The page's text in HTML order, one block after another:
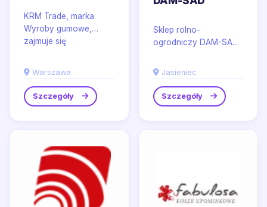
KRM Trade, marka
Wyroby gumowe,
zajmuje się
wyrobów z gumy
wykorzystywanych w...
Warszawa
Szczegóły
Sklep rolno-
ogrodniczy DAM-SAD
Jasieniec prowadzi
sklep ogrodniczy w
modelu online i...
Jasieniec
Szczegóły